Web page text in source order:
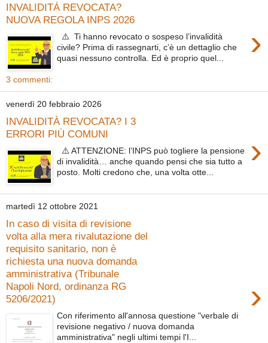
INVALIDITÁ REVOCATA?
NUOVA REGOLA INPS 2026
›
⚠️ Ti hanno revocato o sospeso l’invalidità
civile? Prima di rassegnarti, c’è un dettaglio che
quasi nessuno controlla. Ed è proprio quel...
3 commenti:
venerdì 20 febbraio 2026
INVALIDITÀ REVOCATA? I 3
ERRORI PIÙ COMUNI
›
⚠️ ATTENZIONE: l’INPS può togliere la pensione
di invalidità… anche quando pensi che sia tutto a
posto. Molti credono che, una volta otte...
martedì 12 ottobre 2021
In caso di visita di revisione
volta alla mera rivalutazione del
requisito sanitario, non è
richiesta una nuova domanda
amministrativa (Tribunale
Napoli Nord, ordinanza RG
5206/2021)
›
Con riferimento all'annosa questione "verbale di
revisione negativo / nuova domanda
amministrativa" negli ultimi tempi l'I...